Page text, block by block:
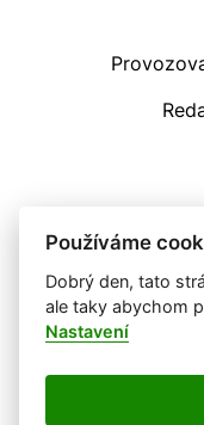
Používáme
Dobrý den, tato
ale taky abychom
Nastavení